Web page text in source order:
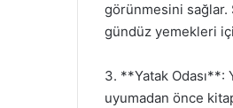
görünmesini sağlar.
gündüz yemekleri
3. **Yatak Odası**:
uyumadan önce